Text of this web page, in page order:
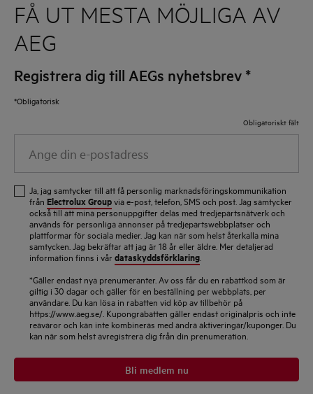
FÅ UT MESTA MÖJLIGA AV
AEG
Registrera dig till AEGs nyhetsbrev *
*Obligatorisk
Obligatoriskt fält
din
postadress
Ja, jag samtycker till att få personlig marknadsföringskommunikation
från Electrolux Groupvia e-post, telefon, SMS och post. Jag samtycker
också till att mina personuppgifter delas med tredjepartsnätverk och
används för personliga annonser på tredjepartswebbplatser och
plattformar för sociala medier. Jag kan när som helst återkalla mina
samtycken. Jag bekräftar att jag är 18 år eller äldre. Mer detaljerad
information finns i vår dataskyddsförklaring
*Gäller endast nya prenumeranter. Av oss får du en rabattkod som är
giltig i 30 dagar och gäller för en beställning per webbplats, per
användare. Du kan lösa in rabatten vid köp av tillbehör på
https://www.aeg.se/. Kupongrabatten gäller endast originalpris och inte
reavaror och kan inte kombineras med andra aktiveringar/kuponger. Du
kan när som helst avregistrera dig från din prenumeration.
Bli medlem nu